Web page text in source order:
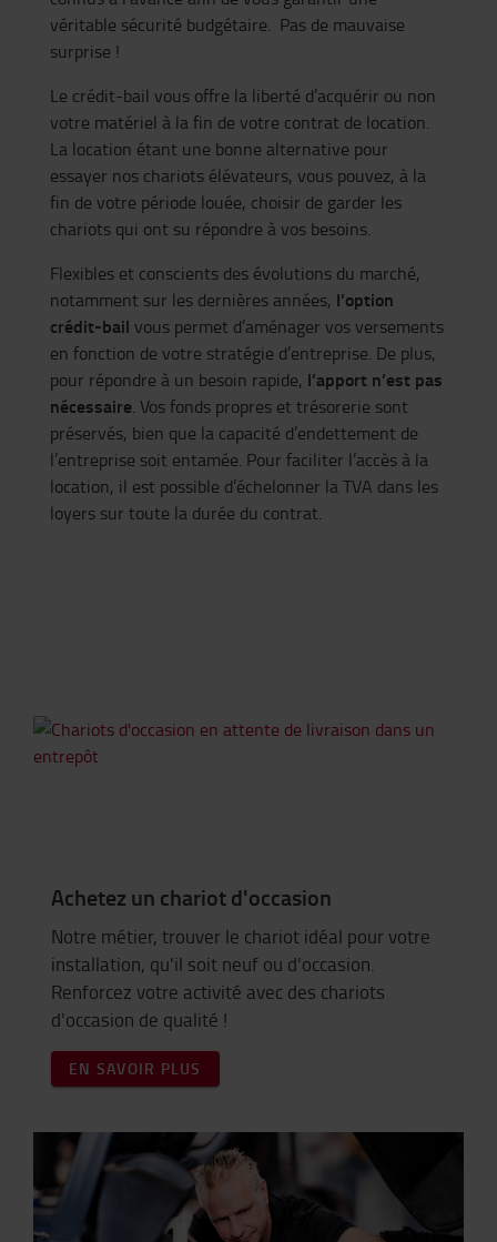
véritable sécurité budgétaire. Pas de mauvaise
surprise !
Le crédit-bail vous offre la liberté d’acquérir ou non
votre matériel à la fin de votre contrat de location.
La location étant une bonne alternative pour
essayer nos chariots élévateurs, vous pouvez, à la
fin de votre période louée, choisir de garder les
chariots qui ont su répondre à vos besoins.
Flexibles et conscients des évolutions du marché,
notamment sur les dernières années, l’option
crédit-bail vous permet d’aménager vos versements
en fonction de votre stratégie d’entreprise. De plus,
pour répondre à un besoin rapide, l’apport n’est pas
nécessaire. Vos fonds propres et trésorerie sont
préservés, bien que la capacité d’endettement de
l’entreprise soit entamée. Pour faciliter l’accès à la
location, il est possible d’échelonner la TVA dans les
loyers sur toute la durée du contrat.
Achetez un chariot d'occasion
Notre métier, trouver le chariot idéal pour votre
installation, qu'il soit neuf ou d'occasion.
Renforcez votre activité avec des chariots
d'occasion de qualité !
EN SAVOIR PLUS